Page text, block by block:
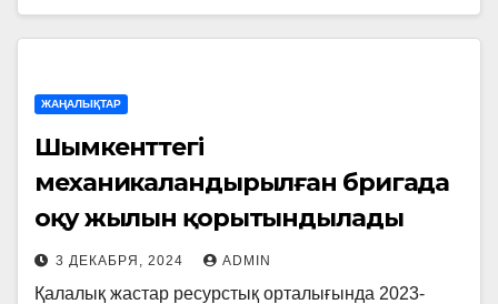
ЖАҢАЛЫҚТАР
Шымкенттегі
механикаландырылған бригада
оқу жылын қорытындылады
3 ДЕКАБРЯ, 2024 ADMIN
Қалалық жастар ресурстық орталығында 2023-